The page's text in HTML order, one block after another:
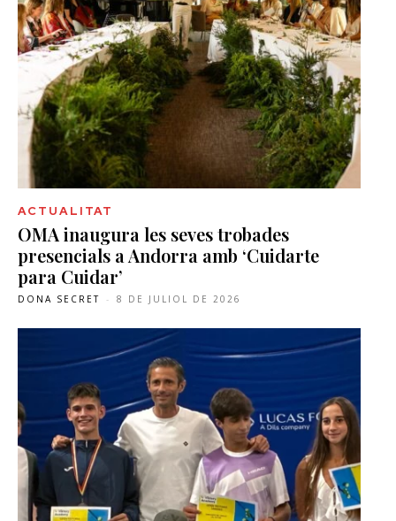
ACTUALITAT
OMA inaugura les seves trobades
presencials a Andorra amb ‘Cuidarte
para Cuidar’
DONA SECRET - 8 DE JULIOL DE 2026